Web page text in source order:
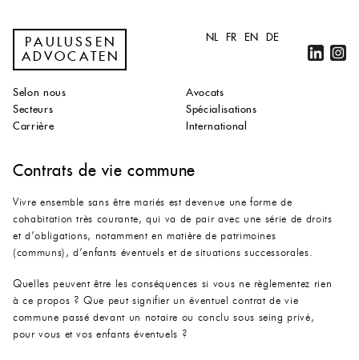
PAULUSSEN
ADVOCATEN
NL FR EN DE
Selon nous
Avocats
Secteurs
Spécialisations
Carrière
International
Contrats de vie commune
Vivre ensemble sans être mariés est devenue une forme de
cohabitation très courante, qui va de pair avec une série de droits
et d’obligations, notamment en matière de patrimoines
(communs), d’enfants éventuels et de situations successorales.
Quelles peuvent être les conséquences si vous ne règlementez rien
à ce propos ? Que peut signifier un éventuel contrat de vie
commune passé devant un notaire ou conclu sous seing privé,
pour vous et vos enfants éventuels ?